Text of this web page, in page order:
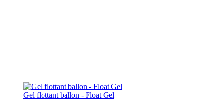
Gel flottant ballon - Float Gel